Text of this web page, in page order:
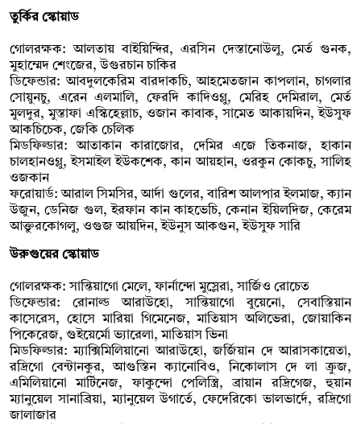
তুর্কির স্কোয়াড
গোলরক্ষক: আলতায় বাইয়িন্দির, এরসিন দেস্তানোউলু, মের্ত গুনক,
মুহাম্মেদ শেংজের, উগুরচান চাকির
ডিফেন্ডার: আবদুলকেরিম বারদাকচি, আহমেতজান কাপলান, চাগলার
সোয়ুনচু, এরেন এলমালি, ফেরদি কাদিওগ্লু, মেরিহ দেমিরাল, মের্ত
মুলদুর, মুস্তাফা এস্কিহেল্লাচ, ওজান কাবাক, সামেত আকায়দিন, ইউসুফ
আকচিচেক, জেকি চেলিক
মিডফিল্ডার: আতাকান কারাজোর, দেমির এজে তিকনাজ, হাকান
চালহানওগ্লু, ইসমাইল ইউকশেক, কান আয়হান, ওরকুন কোকচু, সালিহ
ওজকান
ফরোয়ার্ড: আরাল সিমসির, আর্দা গুলের, বারিশ আলপার ইলমাজ, ক্যান
উজুন, ডেনিজ গুল, ইরফান কান কাহভেচি, কেনান ইয়িলদিজ, কেরেম
আক্তুরকোগলু, ওগুজ আয়দিন, ইউনুস আকগুন, ইউসুফ সারি
উরুগুয়ের স্কোয়াড
গোলরক্ষক: সান্তিয়াগো মেলে, ফার্নান্দো মুস্লেরা, সার্জিও রোচেত
ডিফেন্ডার: রোনাল্ড আরাউহো, সান্তিয়াগো বুয়েনো, সেবাস্তিয়ান
কাসেরেস, হোসে মারিয়া গিমেনেজ, মাতিয়াস অলিভেরা, জোয়াকিন
পিকেরেজ, গুইয়ের্মো ভ্যারেলা, মাতিয়াস ভিনা
মিডফিল্ডার: ম্যাক্সিমিলিয়ানো আরাউহো, জর্জিয়ান দে আরাসকায়েতা,
রদ্রিগো বেন্টানকুর, আগুস্তিন ক্যানোবিও, নিকোলাস দে লা ক্রুজ,
এমিলিয়ানো মার্টিনেজ, ফাকুন্দো পেলিস্ত্রি, ব্রায়ান রদ্রিগেজ, হুয়ান
ম্যানুয়েল সানাব্রিয়া, ম্যানুয়েল উগার্তে, ফেদেরিকো ভালভার্দে, রদ্রিগো
জালাজার